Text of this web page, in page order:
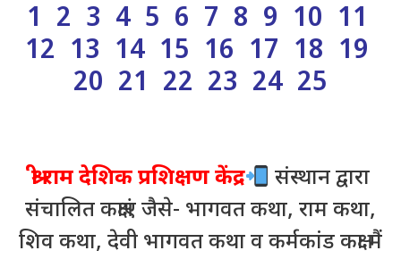
1 2 3 4 5 6 7 8 9 10 11
12 13 14 15 16 17 18 19
20 21 22 23 24 25
श्री राम देशिक प्रशिक्षण केंद्र
संस्थान द्वारा
संचालित कक्षाएं जैसे- भागवत कथा, राम कथा,
शिव कथा, देवी भागवत कथा व कर्मकांड कक्षा मैं